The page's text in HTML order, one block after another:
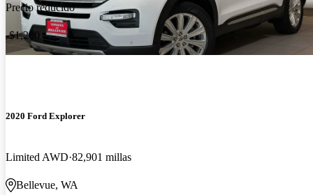
Precio reducido
-$1,200
2020 Ford Explorer
Limited AWD 82,901 millas
Bellevue, WA